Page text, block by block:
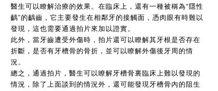
醫生可以瞭解治療的效果。在臨床上，還有一種被稱為“隱性
齲”的齲齒，它主要發生在相鄰牙的接觸面，憑肉眼有時難以
發現，這也需要通過拍片來加以證實。
此外，當牙齒遭受外傷時，拍片還可以瞭解其牙根是否存在
折斷，是否有牙槽骨的骨折，並可以瞭解外傷後牙周的情
況。
總之，通過拍片，醫生可以瞭解牙槽骨裏臨床上難以發現的
情況，除了上面談到的情況外，還可能發現牙槽骨內的阻生